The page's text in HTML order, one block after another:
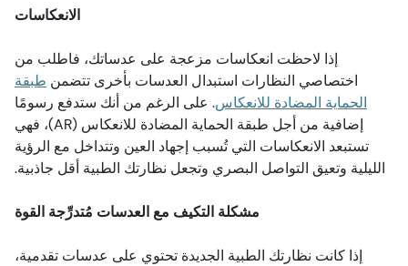
الانعكاسات
إذا لاحظت انعكاسات مزعجة على عدساتك، فاطلب من
اختصاصي النظارات استبدال العدسات بأخرى تتضمن طبقة
الحماية المضادة للانعكاس. على الرغم من أنك ستدفع رسومًا
إضافية من أجل طبقة الحماية المضادة للانعكاس (AR)، فهي
تستبعد الانعكاسات التي تُسبب إجهاد العين وتتداخل مع الرؤية
الليلية وتعيق التواصل البصري وتجعل نظارتك الطبية أقل جاذبية.
مشكلة التكيف مع العدسات مُتدرِّجة القوة
إذا كانت نظارتك الطبية الجديدة تحتوي على عدسات تقدمية،